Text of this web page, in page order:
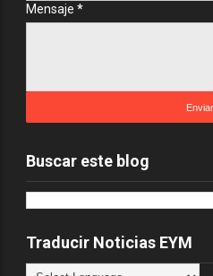
Mensaje *
Buscar este blog
Traducir Noticias EYM